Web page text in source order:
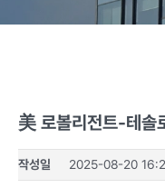
美 로볼리전트-테솔
작성일 2025-08-20